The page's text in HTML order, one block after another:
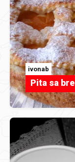
ivonab
Pita sa